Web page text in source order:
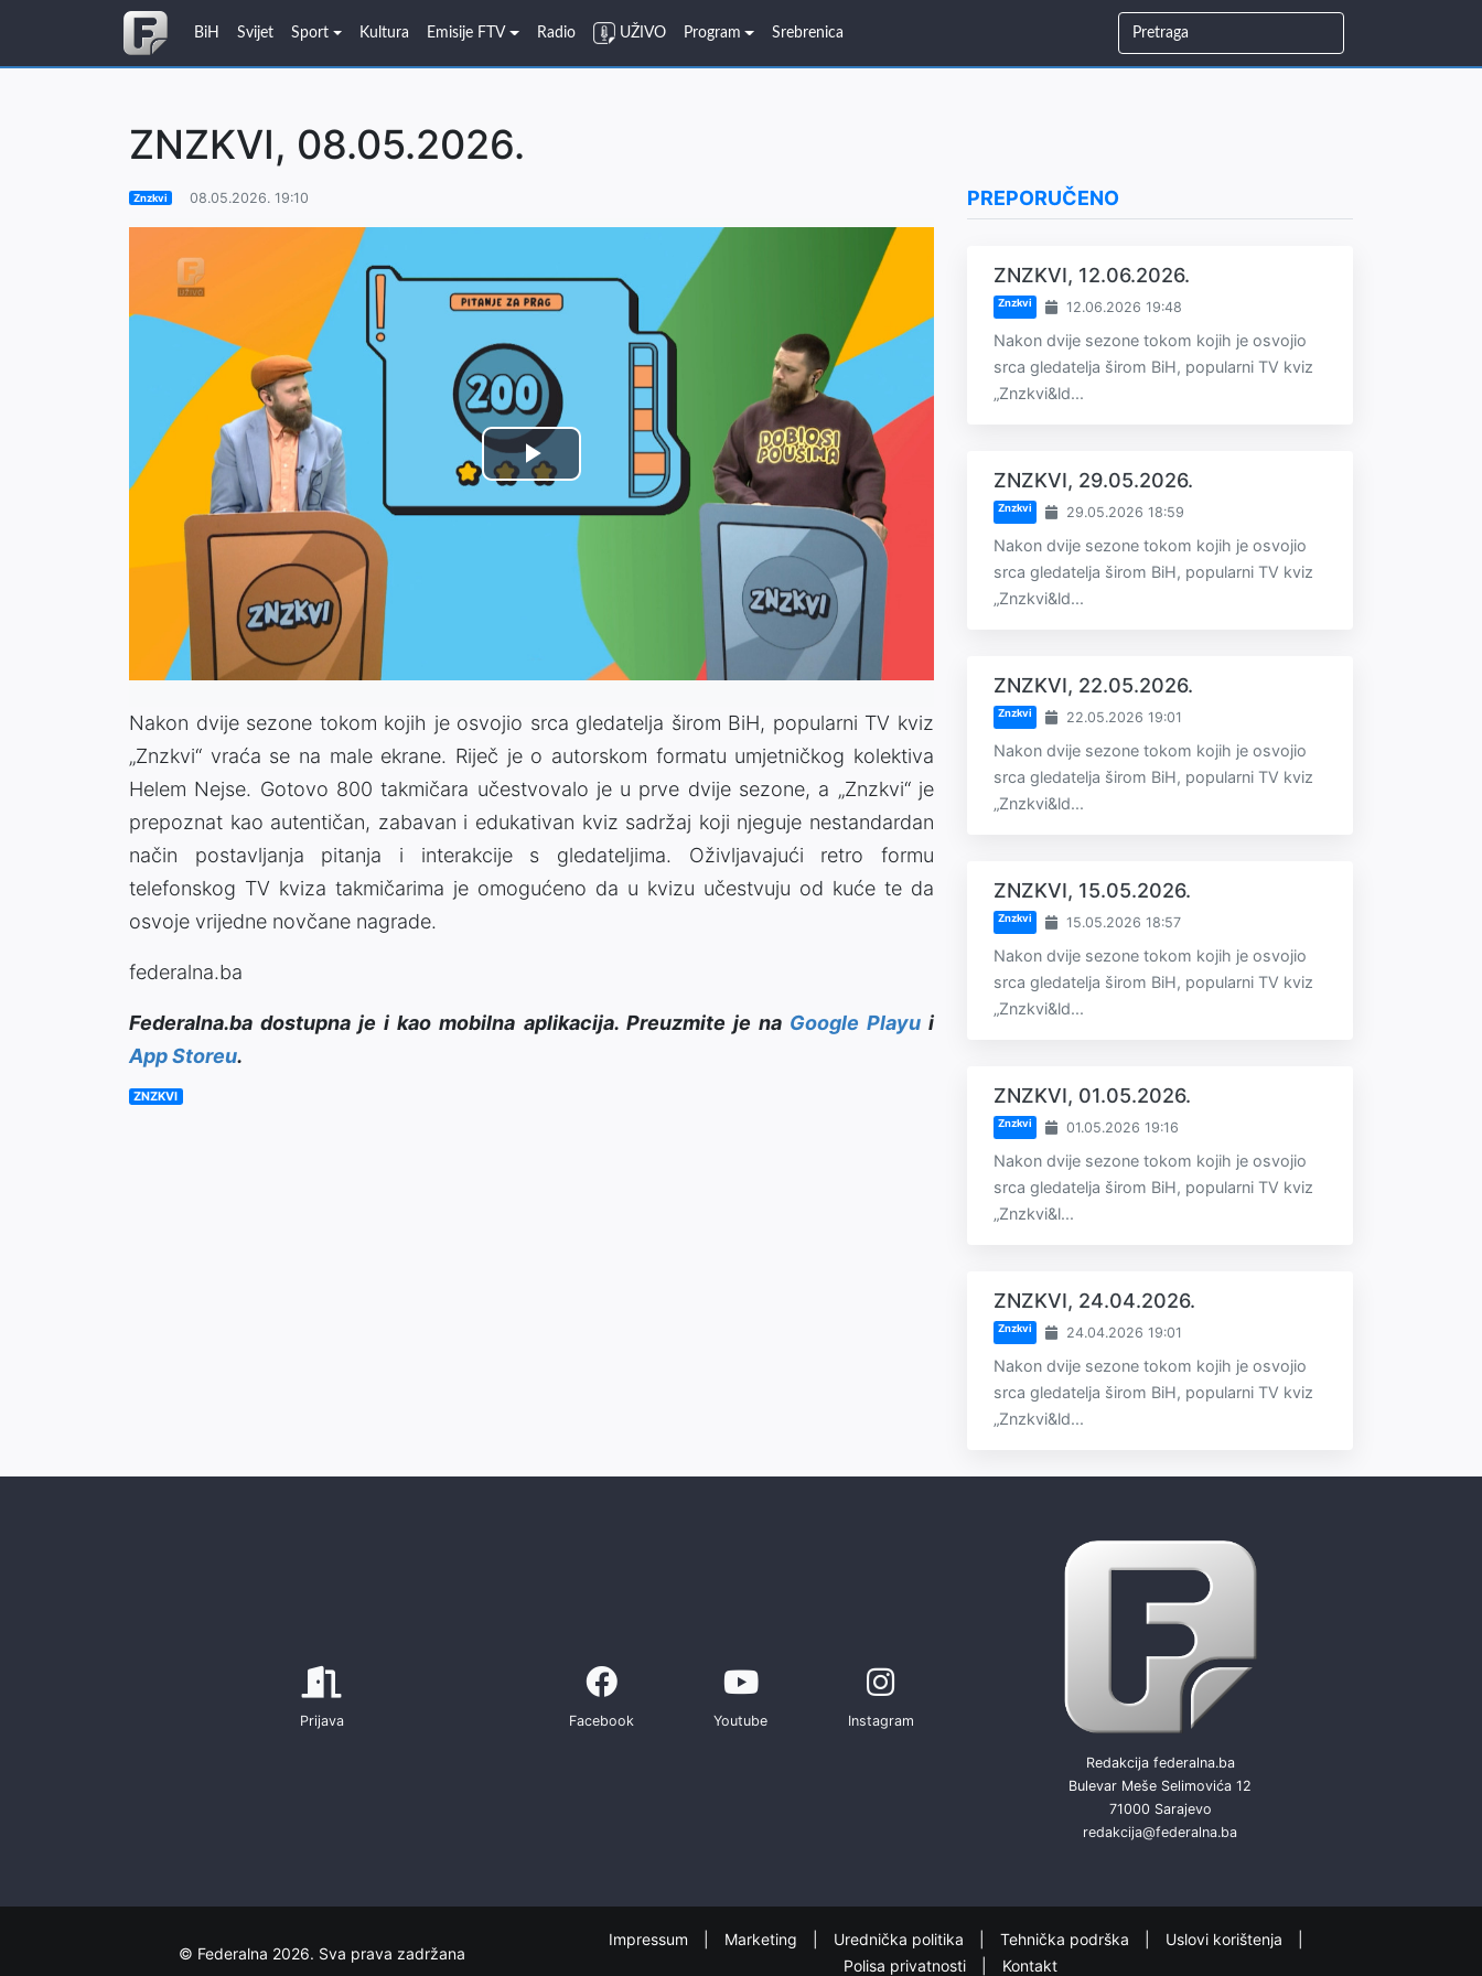
BiH Svijet Sport Kultura Emisije FTV Radio UŽIVO Program Srebrenica
ZNZKVI, 08.05.2026.
Znzkvi 08.05.2026. 19:10
Play
Video
Nakon dvije sezone tokom kojih je osvojio srca gledatelja širom BiH, popularni TV kviz
„Znzkvi“ vraća se na male ekrane. Riječ je o autorskom formatu umjetničkog kolektiva
Helem Nejse. Gotovo 800 takmičara učestvovalo je u prve dvije sezone, a „Znzkvi“ je
prepoznat kao autentičan, zabavan i edukativan kviz sadržaj koji njeguje nestandardan
način postavljanja pitanja i interakcije s gledateljima. Oživljavajući retro formu
telefonskog TV kviza takmičarima je omogućeno da u kvizu učestvuju od kuće te da
osvoje vrijedne novčane nagrade.
federalna.ba
Federalna.ba dostupna je i kao mobilna aplikacija. Preuzmite je na Google Playui
App Storeu.
ZNZKVI
PREPORUČENO
ZNZKVI, 12.06.2026.
Znzkvi 12.06.2026 19:48
Nakon dvije sezone tokom kojih je osvojio
srca gledatelja širom BiH, popularni TV kviz
„Znzkvi&ld...
ZNZKVI, 29.05.2026.
Znzkvi 29.05.2026 18:59
Nakon dvije sezone tokom kojih je osvojio
srca gledatelja širom BiH, popularni TV kviz
„Znzkvi&ld...
ZNZKVI, 22.05.2026.
Znzkvi 22.05.2026 19:01
Nakon dvije sezone tokom kojih je osvojio
srca gledatelja širom BiH, popularni TV kviz
„Znzkvi&ld...
ZNZKVI, 15.05.2026.
Znzkvi 15.05.2026 18:57
Nakon dvije sezone tokom kojih je osvojio
srca gledatelja širom BiH, popularni TV kviz
„Znzkvi&ld...
ZNZKVI, 01.05.2026.
Znzkvi 01.05.2026 19:16
Nakon dvije sezone tokom kojih je osvojio
srca gledatelja širom BiH, popularni TV kviz
„Znzkvi&l...
ZNZKVI, 24.04.2026.
Znzkvi 24.04.2026 19:01
Nakon dvije sezone tokom kojih je osvojio
srca gledatelja širom BiH, popularni TV kviz
„Znzkvi&ld...
Prijava Facebook Youtube Instagram
Redakcija federalna.ba
Bulevar Meše Selimovića 12
71000 Sarajevo
redakcija@federalna.ba
© Federalna 2026. Sva prava zadržana
Impressum Marketing Urednička politika Tehnička podrška
Uslovi korištenja
Polisa privatnosti
Kontakt